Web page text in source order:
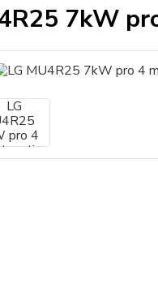
7kW